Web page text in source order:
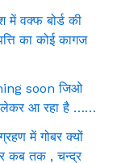
वक्फ बोर्ड की
का कोई कागज
soon जिओ
लेकर आ रहा है ……
में गोबर क्यों
कब तक , चन्द्र